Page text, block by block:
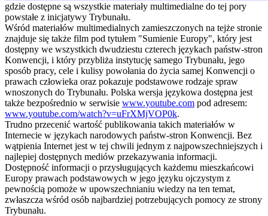
gdzie dostępne są wszystkie materiały multimedialne do tej pory
powstałe z inicjatywy Trybunału.
Wśród materiałów multimedialnych zamieszczonych na tejże stronie
znajduje się także film pod tytułem "Sumienie Europy", który jest
dostępny we wszystkich dwudziestu czterech językach państw-stron
Konwencji, i który przybliża instytucję samego Trybunału, jego
sposób pracy, cele i kulisy powołania do życia samej Konwencji o
prawach człowieka oraz pokazuje podstawowe rodzaje spraw
wnoszonych do Trybunału. Polska wersja językowa dostępna jest
także bezpośrednio w serwisie www.youtube.com pod adresem:
www.youtube.com/watch?v=uFrXMjVOP0k.
Trudno przecenić wartość publikowania takich materiałów w
Internecie w językach narodowych państw-stron Konwencji. Bez
wątpienia Internet jest w tej chwili jednym z najpowszechniejszych i
najlepiej dostępnych mediów przekazywania informacji.
Dostępność informacji o przysługujących każdemu mieszkańcowi
Europy prawach podstawowych w jego języku ojczystym z
pewnością pomoże w upowszechnianiu wiedzy na ten temat,
zwłaszcza wśród osób najbardziej potrzebujących pomocy ze strony
Trybunału.